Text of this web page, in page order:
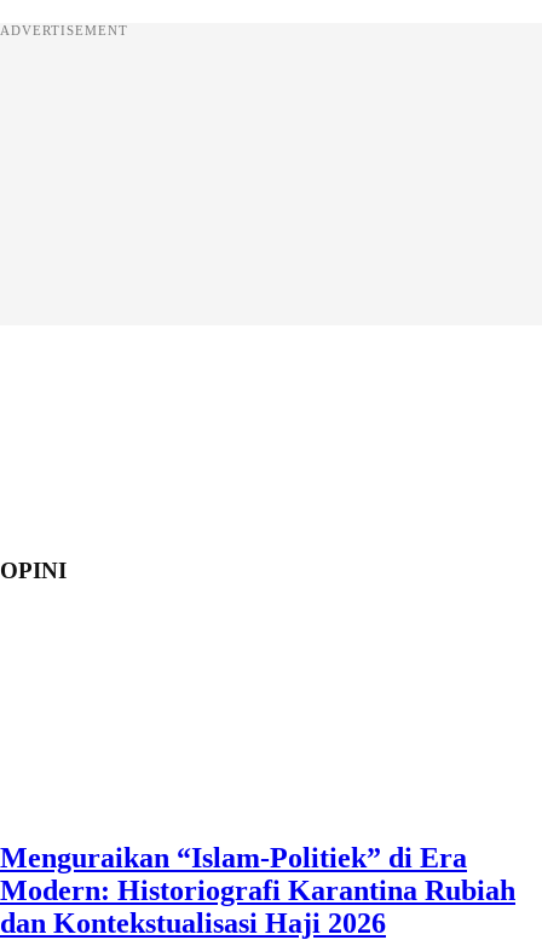
ADVERTISEMENT
OPINI
Menguraikan “Islam-Politiek” di Era
Modern: Historiografi Karantina Rubiah
dan Kontekstualisasi Haji 2026